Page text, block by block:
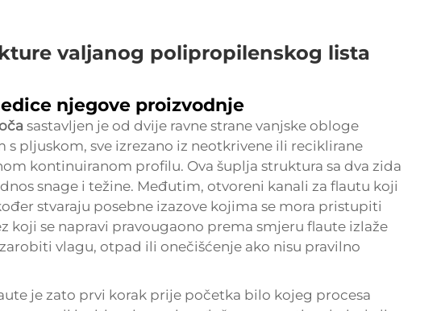
valjanog polipropilenskog lista
njegove proizvodnje
sastavljen je od dvije ravne strane vanjske obloge
s pljuskom, sve izrezano iz neotkrivene ili reciklirane
kontinuiranom profilu. Ova šuplja struktura sa dva zida
snage i težine. Međutim, otvoreni kanali za flautu koji
stvaraju posebne izazove kojima se mora pristupiti
koji se napravi pravougaono prema smjeru flaute izlaže
vlagu, otpad ili onečišćenje ako nisu pravilno
je zato prvi korak prije početka bilo kojeg procesa